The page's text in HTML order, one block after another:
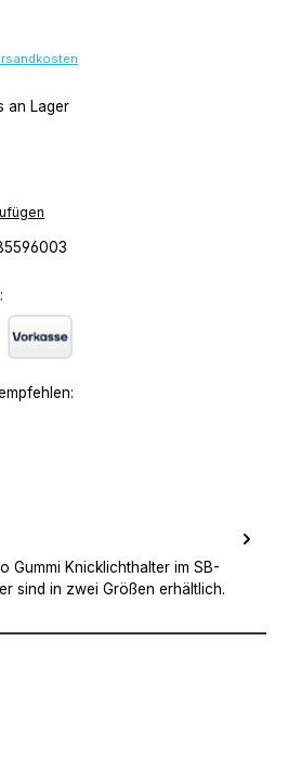
an Lager
nicht verfügbar.)
zurzeit nicht verfügbar.)
Gummi Knicklichthalter im SB-
sind in zwei Größen erhältlich.